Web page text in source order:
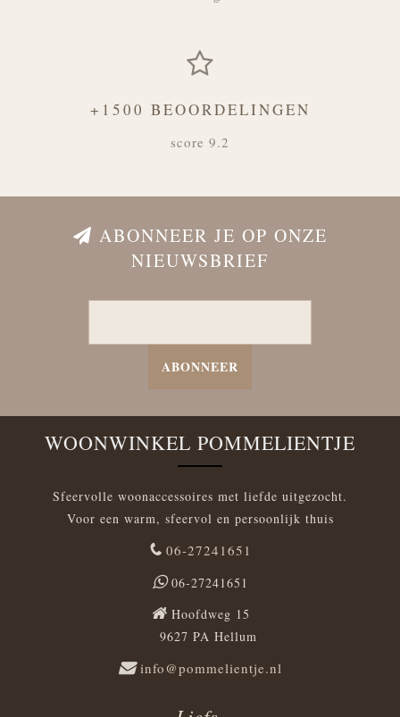
+1500 BEOORDELINGEN
score 9.2
ABONNEER JE OP ONZE
NIEUWSBRIEF
ABONNEER
WOONWINKEL POMMELIENTJE
Sfeervolle woonaccessoires met liefde uitgezocht.
Voor een warm, sfeervol en persoonlijk thuis
06-27241651
06-27241651
Hoofdweg 15
9627 PA Hellum
info@pommelientje.nl